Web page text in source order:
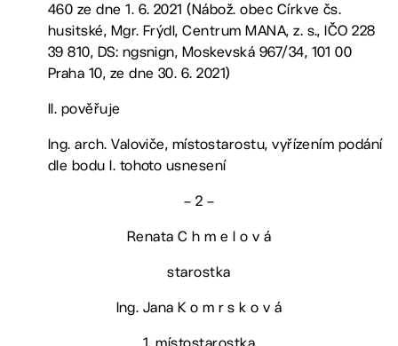
460 ze dne 1. 6. 2021 (Nábož. obec Církve čs.
husitské, Mgr. Frýdl, Centrum MANA, z. s., IČO 228
39 810, DS: ngsnign, Moskevská 967/34, 101 00
Praha 10, ze dne 30. 6. 2021)
II. pověřuje
Ing. arch. Valoviče, místostarostu, vyřízením podání
dle bodu I. tohoto usnesení
– 2 –
Renata C h m e l o v á
starostka
Ing. Jana K o m r s k o v á